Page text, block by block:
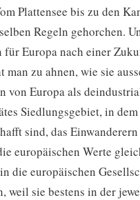
Plattensee bis zu den
Regeln gehorchen.
für Europa nach einer
zu ahnen, wie sie
von Europa als
Siedlungsgebiet, in
sind, das
europäischen Werte
die europäischen
weil sie bestens in der